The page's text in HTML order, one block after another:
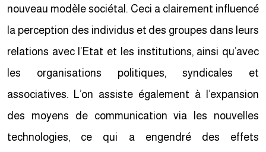
nouveau modèle sociétal. Ceci a clairement influencé
la perception des individus et des groupes dans leurs
relations avec l’Etat et les institutions, ainsi qu’avec
les organisations politiques, syndicales et
associatives. L’on assiste également à l’expansion
des moyens de communication via les nouvelles
technologies, ce qui a engendré des effets